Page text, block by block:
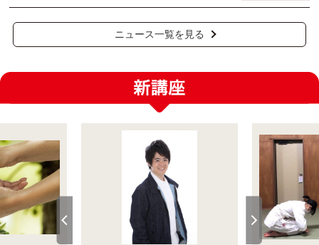
ニュース一覧を見る